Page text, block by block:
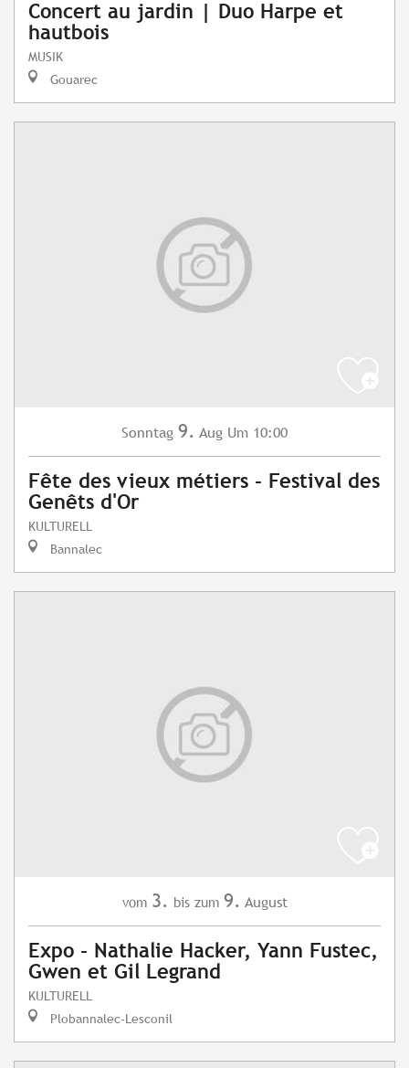
Concert au jardin | Duo Harpe et
hautbois
MUSIK
Gouarec
Sonntag 9. Aug Um 10:00
Fête des vieux métiers - Festival des
Genêts d'Or
KULTURELL
Bannalec
vom 3. bis zum 9. August
Expo - Nathalie Hacker, Yann Fustec,
Gwen et Gil Legrand
KULTURELL
Plobannalec-Lesconil